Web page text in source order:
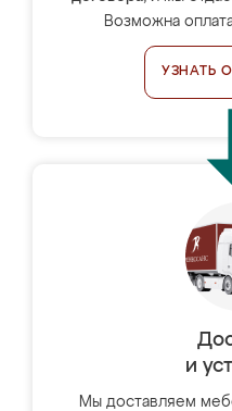
Возможна
УЗНАТЬ
и
Мы доставляем